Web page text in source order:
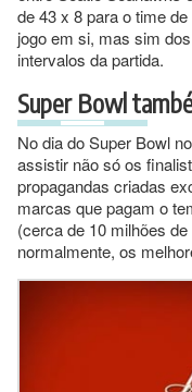
de 43 x 8 para o time
jogo em si, mas sim
intervalos da partida.
Super Bowl
No dia do Super Bowl
assistir não só os
propagandas criadas
marcas que pagam o
(cerca de 10 milhões
normalmente, os